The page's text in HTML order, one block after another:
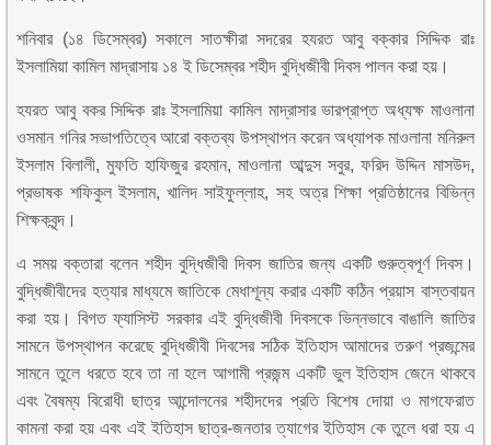
শনিবার (১৪ ডিসেম্বর) সকালে সাতক্ষীরা সদরের হযরত আবু বক্কার সিদ্দিক রাঃ
ইসলামিয়া কামিল মাদ্রাসায় ১৪ ই ডিসেম্বর শহীদ বুদ্ধিজীবী দিবস পালন করা হয়।
হযরত আবু বকর সিদ্দিক রাঃ ইসলামিয়া কামিল মাদ্রাসার ভারপ্রাপ্ত অধ্যক্ষ মাওলানা
ওসমান গনির সভাপতিত্বে আরো বক্তব্য উপস্থাপন করেন অধ্যাপক মাওলানা মনিরুল
ইসলাম বিলালী, মুফতি হাফিজুর রহমান, মাওলানা আব্দুস সবুর, ফরিদ উদ্দিন মাসউদ,
প্রভাষক শফিকুল ইসলাম, খালিদ সাইফুল্লাহ, সহ অত্র শিক্ষা প্রতিষ্ঠানের বিভিন্ন
শিক্ষকবৃন্দ।
এ সময় বক্তারা বলেন শহীদ বুদ্ধিজীবী দিবস জাতির জন্য একটি গুরুত্বপূর্ণ দিবস।
বুদ্ধিজীবীদের হত্যার মাধ্যমে জাতিকে মেধাশূন্য করার একটি কঠিন প্রয়াস বাস্তবায়ন
করা হয়। বিগত ফ্যাসিস্ট সরকার এই বুদ্ধিজীবী দিবসকে ভিন্নভাবে বাঙালি জাতির
সামনে উপস্থাপন করেছে বুদ্ধিজীবী দিবসের সঠিক ইতিহাস আমাদের তরুণ প্রজন্মের
সামনে তুলে ধরতে হবে তা না হলে আগামী প্রজন্ম একটি ভুল ইতিহাস জেনে থাকবে
এবং বৈষম্য বিরোধী ছাত্র আন্দোলনের শহীদদের প্রতি বিশেষ দোয়া ও মাগফেরাত
কামনা করা হয় এবং এই ইতিহাস ছাত্র-জনতার ত্যাগের ইতিহাস কে তুলে ধরা হয় এ